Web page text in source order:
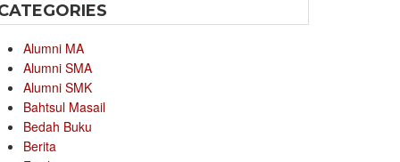
Alumni MA
Alumni SMA
Alumni SMK
Bahtsul Masail
Bedah Buku
Berita